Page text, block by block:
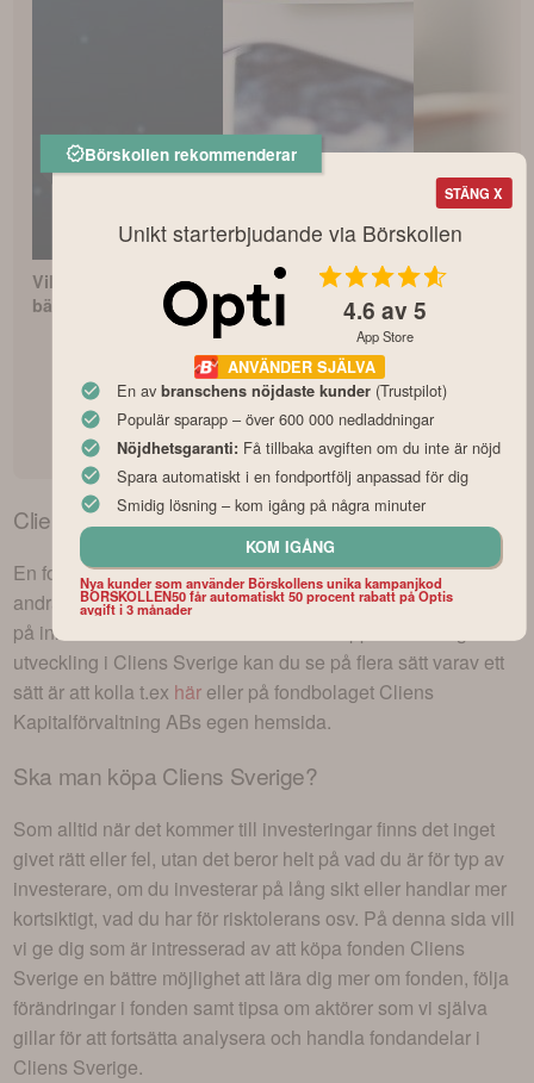
Vilken är Sveriges
bästa fondrobot?
Så börjar du investera
i fonder som nybörjare
Bästa PPM-
för
Cliens Sverigekurs – dagens utveckling
En fond liktCliens Sverigekan bestå av aktier och/eller
andra värdepapper och rör sig således upp eller ner baserat
på innehavens rörelser under börsens öppettider. Dagens
utveckling i Cliens Sverige kan du se på flera sätt varav ett
sätt är att kolla t.ex här eller på fondbolaget Cliens
Kapitalförvaltning ABs egen hemsida.
Ska man köpa Cliens Sverige?
Som alltid när det kommer till investeringar finns det inget
givet rätt eller fel, utan det beror helt på vad du är för typ av
investerare, om du investerar på lång sikt eller handlar mer
kortsiktigt, vad du har för risktolerans osv. På denna sida vill
vi ge dig som är intresserad av att köpa fonden Cliens
Sverige en bättre möjlighet att lära dig mer om fonden, följa
förändringar i fonden samt tipsa om aktörer som vi själva
gillar för att fortsätta analysera och handla fondandelar i
Cliens Sverige.
STÄNG X
Börskollen rekommenderar
Unikt starterbjudande via Börskollen
4.6 av 5
App Store
ANVÄNDER SJÄLVA
En av branschens nöjdaste kunder(Trustpilot)
Populär sparapp – över 600 000 nedladdningar
Nöjdhetsgaranti: Få tillbaka avgiften om du inte är nöjd
Spara automatiskt i en fondportfölj anpassad för dig
Smidig lösning – kom igång på några minuter
KOM IGÅNG
Nya kunder som använder Börskollens unika kampanjkod
BORSKOLLEN50 får automatiskt 50 procent rabatt på Optis
avgift i 3 månader